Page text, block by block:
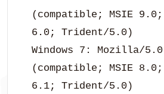
(compatible; MSIE 9.0;
6.0; Trident/5.0)
Windows 7: Mozilla/5.0
(compatible; MSIE 8.0;
6.1; Trident/5.0)